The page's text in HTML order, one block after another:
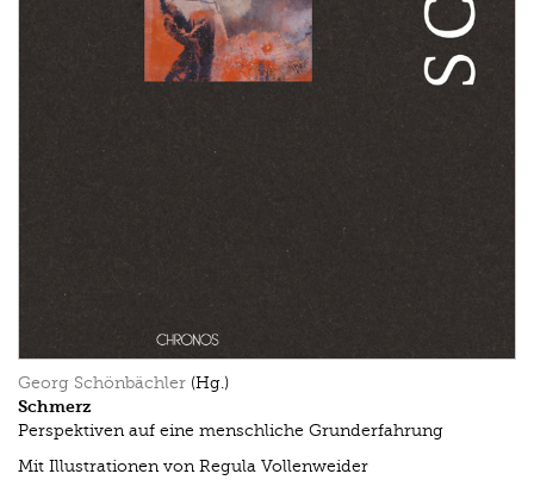
Georg Schönbächler (Hg.)
Schmerz
Perspektiven auf eine menschliche Grunderfahrung
Mit Illustrationen von Regula Vollenweider